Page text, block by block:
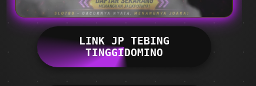
LINK JP TEBING
TINGGIDOMINO